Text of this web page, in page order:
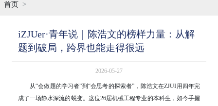
首页
iZJUer·青年说｜陈浩文的榜样力量：从解
题到破局，跨界也能走得很远
2026-05-27
从“会做题的学习者”到“会思考的探索者”，陈浩文在ZJUI用四年完
成了一场静水深流的蜕变。这位26届机械工程专业的本科生，如今手握